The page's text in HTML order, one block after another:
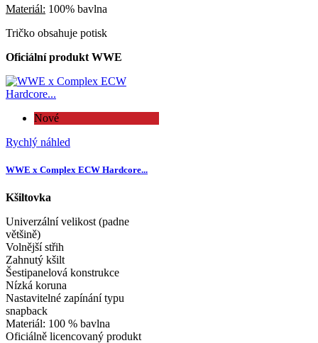
Materiál: 100% bavlna
Tričko obsahuje potisk
Oficiální produkt WWE
Nové
Rychlý náhled
WWE x Complex ECW Hardcore...
Kšiltovka
Univerzální velikost (padne
většině)
Volnější střih
Zahnutý kšilt
Šestipanelová konstrukce
Nízká koruna
Nastavitelné zapínání typu
snapback
Materiál: 100 % bavlna
Oficiálně licencovaný produkt